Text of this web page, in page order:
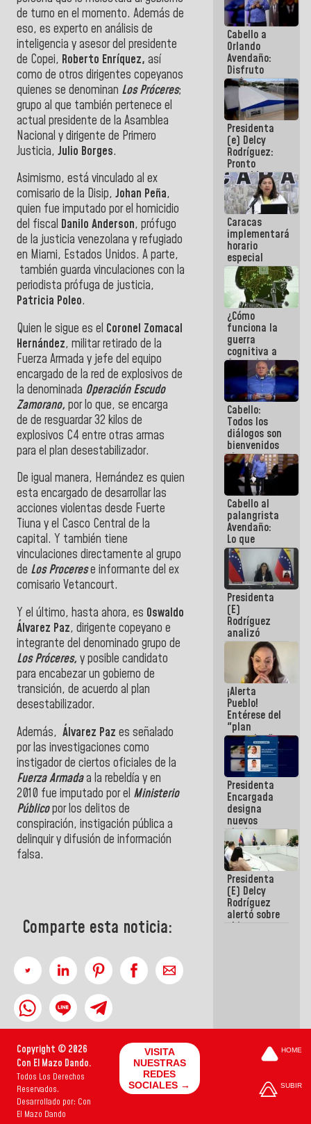
de turno en el momento. Además de
eso, es experto en análisis de
inteligencia y asesor del presidente
de Copei, Roberto Enríquez, así
como de otros dirigentes copeyanos
quienes se denominan Los Próceres;
grupo al que también pertenece el
actual presidente de la Asamblea
Nacional y dirigente de Primero
Justicia, Julio Borges.
Asimismo, está vinculado al ex
comisario de la Disip, Johan Peña,
quien fue imputado por el homicidio
del fiscal Danilo Anderson, prófugo
de la justicia venezolana y refugiado
en Miami, Estados Unidos. A parte,
también guarda vinculaciones con la
periodista prófuga de justicia,
Patricia Poleo.
Quien le sigue es el Coronel Zomacal
Hernández, militar retirado de la
Fuerza Armada y jefe del equipo
encargado de la red de explosivos de
la denominada Operación Escudo
Zamorano, por lo que, se encarga
de de resguardar 32 kilos de
explosivos C4 entre otras armas
para el plan desestabilizador.
De igual manera, Hernández es quien
esta encargado de desarrollar las
acciones violentas desde Fuerte
Tiuna y el Casco Central de la
capital. Y también tiene
vinculaciones directamente al grupo
de Los Procerese informante del ex
comisario Vetancourt.
Y el último, hasta ahora, es Oswaldo
Álvarez Paz, dirigente copeyano e
integrante del denominado grupo de
Los Próceres, y posible candidato
para encabezar un gobierno de
transición, de acuerdo al plan
desestabilizador.
Además, Álvarez Paz es señalado
por las investigaciones como
instigador de ciertos oficiales de la
Fuerza Armadaa la rebeldía y en
2010 fue imputado por el Ministerio
Públicopor los delitos de
conspiración, instigación pública a
delinquir y difusión de información
falsa.
Comparte esta noticia:
Cabello a
Orlando
Avendaño:
Disfruto
cada vez
que escribes
porque lo
que haces
es
embarrarla
Presidenta
(e) Delcy
Rodríguez:
Pronto
restableceremos
las
operaciones
en el
Aeropuerto
Internacional
de
Maiquetía
Caracas
implementará
horario
especial
para
adaptarse
al plan de
ahorro
energético
¿Cómo
funciona la
guerra
cognitiva a
favor de la
narrativa
hegemónica?
(1)
Cabello:
Todos los
diálogos son
bienvenidos
siempre que
estén en el
marco de la
Constitución
de la
República
Cabello al
palangrista
Avendaño:
Lo que
vayas a
escribir
hazlo hoy
por que no
sabemos si
la semana
que viene
hay
programa
Presidenta
(E)
Rodríguez
analizó
junto a
gobernadores
planes de
recuperación
del Sistema
Eléctrico
Nacional
¡Alerta
Pueblo!
Entérese del
"plan
enjambre"
de La Sayo
para
sabotear el
diálogo y
promover el
caos
Presidenta
Encargada
designa
nuevos
titulares en
el
Viceministerio
de Energía
Eléctrica y
CORPOELEC
Presidenta
(E) Delcy
Rodríguez
alertó sobre
el impacto
Copyright © 2026
Con El Mazo Dando.
Todos Los Derechos
Reservados.
Desarrollado por: Con
El Mazo Dando
VISITA
NUESTRAS
REDES
SOCIALES →
HOME
SUBIR